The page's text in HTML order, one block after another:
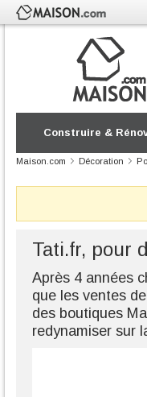
Construire &
Maison.com Décoration
Tati.fr, pour
Après 4 années
que les ventes
des boutiques
redynamiser sur